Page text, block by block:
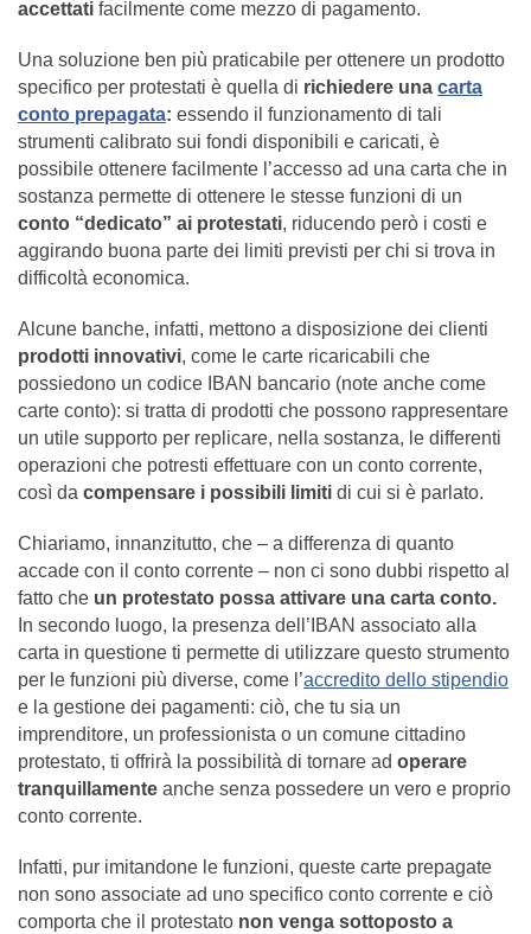
accettati facilmente come mezzo di pagamento.
Una soluzione ben più praticabile per ottenere un prodotto
specifico per protestati è quella di richiedere una carta
conto prepagata: essendo il funzionamento di tali
strumenti calibrato sui fondi disponibili e caricati, è
possibile ottenere facilmente l’accesso ad una carta che in
sostanza permette di ottenere le stesse funzioni di un
conto “dedicato” ai protestati, riducendo però i costi e
aggirando buona parte dei limiti previsti per chi si trova in
difficoltà economica.
Alcune banche, infatti, mettono a disposizione dei clienti
prodotti innovativi, come le carte ricaricabili che
possiedono un codice IBAN bancario (note anche come
carte conto): si tratta di prodotti che possono rappresentare
un utile supporto per replicare, nella sostanza, le differenti
operazioni che potresti effettuare con un conto corrente,
così da compensare i possibili limiti di cui si è parlato.
Chiariamo, innanzitutto, che – a differenza di quanto
accade con il conto corrente – non ci sono dubbi rispetto al
fatto che un protestato possa attivare una carta conto.
In secondo luogo, la presenza dell’IBAN associato alla
carta in questione ti permette di utilizzare questo strumento
per le funzioni più diverse, come l’accredito dello stipendio
e la gestione dei pagamenti: ciò, che tu sia un
imprenditore, un professionista o un comune cittadino
protestato, ti offrirà la possibilità di tornare ad operare
tranquillamente anche senza possedere un vero e proprio
conto corrente.
Infatti, pur imitandone le funzioni, queste carte prepagate
non sono associate ad uno specifico conto corrente e ciò
comporta che il protestato non venga sottoposto a